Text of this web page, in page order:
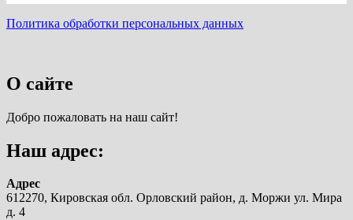
Политика обработки персональных данных
О сайте
Добро пожаловать на наш сайт!
Наш адрес:
Адрес
612270, Кировская обл. Орловский район, д. Моржи ул. Мира
д. 4